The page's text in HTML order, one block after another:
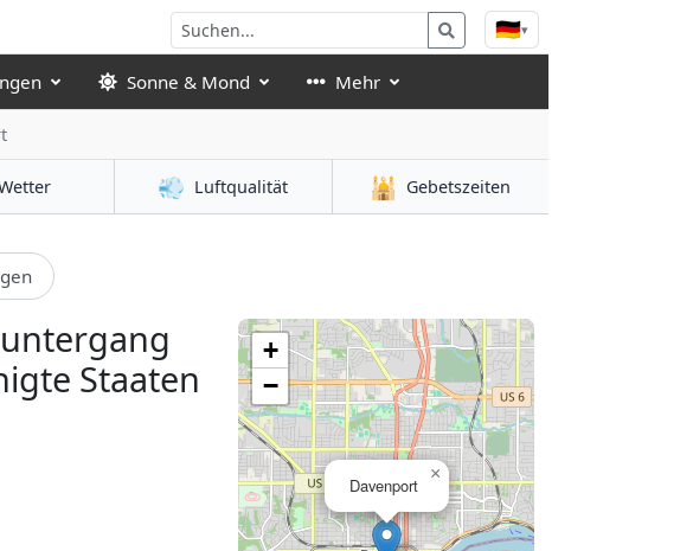
🇩🇪▾
Sonne & Mond Mehr
💨 Luftqualität 🕌 Gebetszeiten
Staaten
Davenport
×
+
−